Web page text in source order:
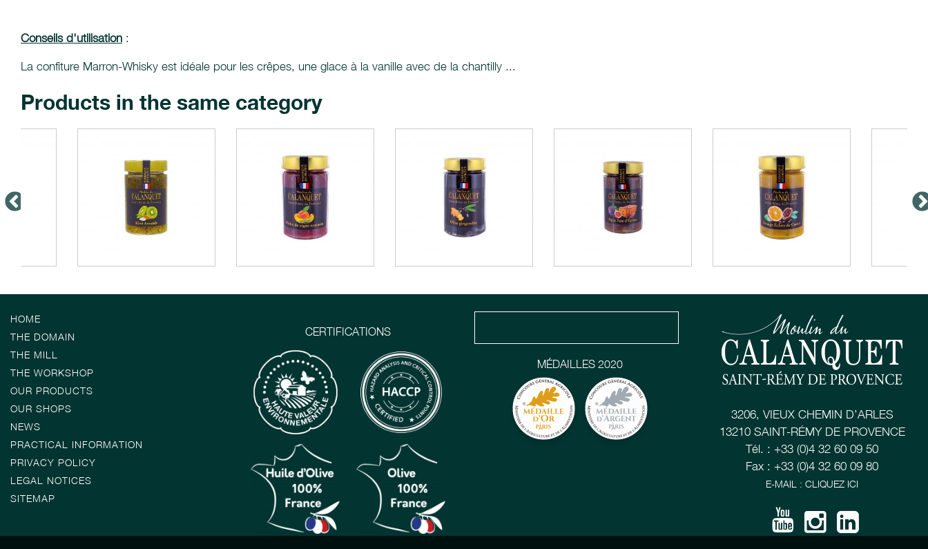
Conseils d'utilisation :
La confiture Marron-Whisky est idéale pour les crêpes, une glace à la vanille avec de la chantilly ...
Products in the same category
HOME
THE DOMAIN
THE MILL
THE WORKSHOP
OUR PRODUCTS
OUR SHOPS
NEWS
PRACTICAL INFORMATION
PRIVACY POLICY
LEGAL NOTICES
SITEMAP
CERTIFICATIONS
MÉDAILLES 2020
3206, VIEUX CHEMIN D’ARLES
13210 SAINT-RÉMY DE PROVENCE
Tél. : +33 (0)4 32 60 09 50
Fax : +33 (0)4 32 60 09 80
E-MAIL : CLIQUEZ ICI